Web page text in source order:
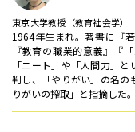
東京大学教授（教育社会学）
1964年生まれ。著書に『
『教育の職業的意義』『
「ニート」や「人間力」
判し、「やりがい」の名の
りがいの搾取」と指摘した